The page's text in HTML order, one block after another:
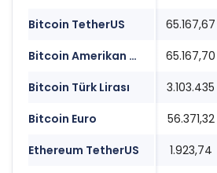
Bitcoin TetherUS
65.167,67
Bitcoin Amerikan Doları
65.167,70
Bitcoin Türk Lirası
3.103.435
Bitcoin Euro
56.371,32
Ethereum TetherUS
1.923,74